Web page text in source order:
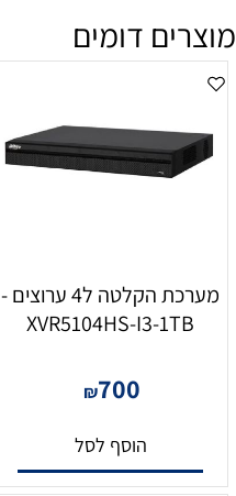
מוצרים דומים
מערכת הקלטה ל4 ערוצים -
XVR5104HS-I3-1TB
₪700
הוסף לסל